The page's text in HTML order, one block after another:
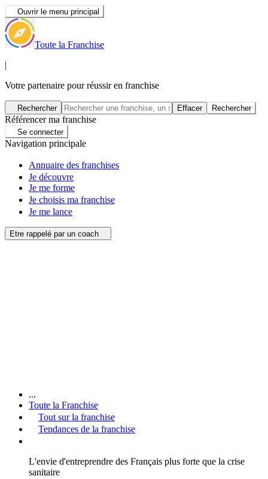
Ouvrir le menu principal
Toute la Franchise
|
Votre partenaire pour réussir en franchise
Rechercher Effacer Rechercher
Référencer ma franchise
Se connecter
Navigation principale
Annuaire des franchises
Je découvre
Je me forme
Je choisis ma franchise
Je me lance
Etre rappelé par un coach
...
Toute la Franchise
Tout sur la franchise
Tendances de la franchise
L'envie d'entreprendre des Français plus forte que la crise
sanitaire